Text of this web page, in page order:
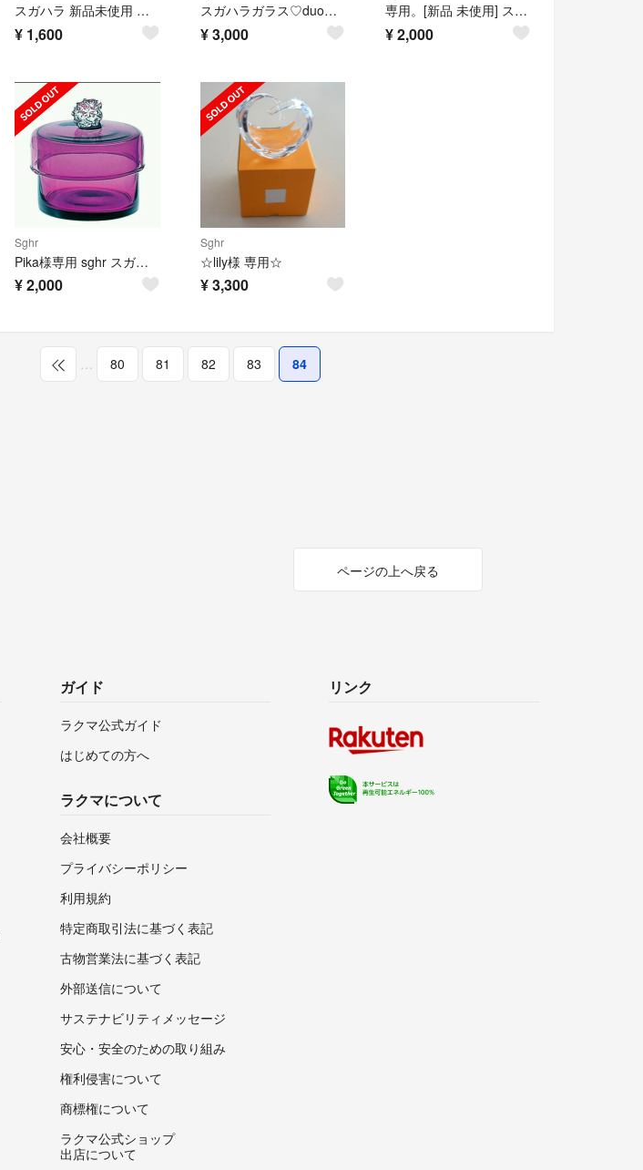
スガハラ 新品未使用 グラス
¥ 1,600
スガハラガラス♡duoペアグラス
¥3,000
専用。[新品 未使用] スガハラ ガラスコップ 二個セット
¥2,000
Sghr
Pika様専用 sghr スガハラ 小物入れ
¥2,000
Sghr
☆lily様 専用☆
¥3,300
80 81 82 83 84
ページの上へ戻る
ガイド
ラクマ公式ガイド
はじめての方へ
ラクマについて
会社概要
プライバシーポリシー
利用規約
特定商取引法に基づく表記
古物営業法に基づく表記
外部送信について
サステナビリティメッセージ
安心・安全のための取り組み
権利侵害について
商標権について
ラクマ公式ショップ
出店について
リンク